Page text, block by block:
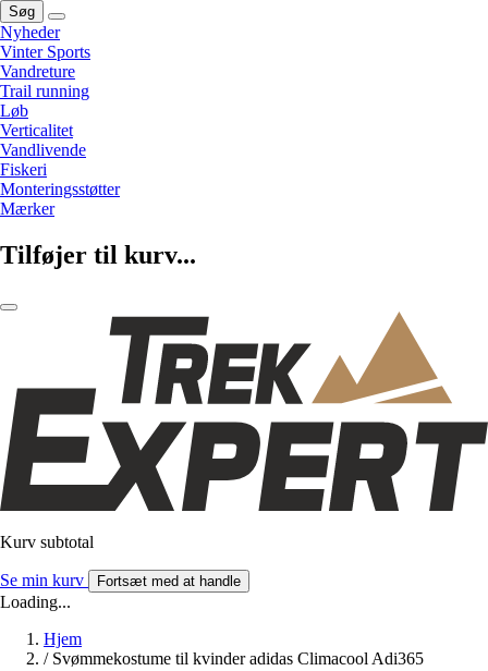
Søg
Nyheder
Vinter Sports
Vandreture
Trail running
Løb
Verticalitet
Vandlivende
Fiskeri
Monteringsstøtter
Mærker
Tilføjer til kurv...
Kurv subtotal
Se min kurv Fortsæt med at handle
Loading...
Hjem
/ Svømmekostume til kvinder adidas Climacool Adi365